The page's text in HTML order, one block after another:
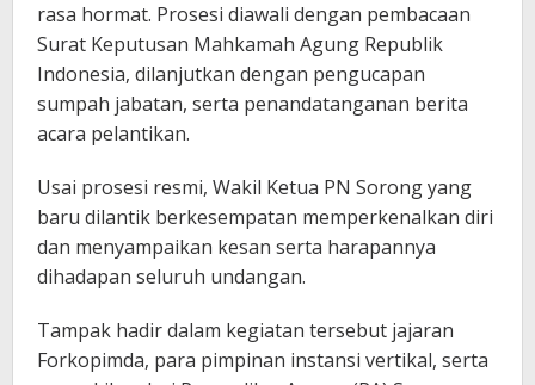
rasa hormat. Prosesi diawali dengan pembacaan
Surat Keputusan Mahkamah Agung Republik
Indonesia, dilanjutkan dengan pengucapan
sumpah jabatan, serta penandatanganan berita
acara pelantikan.
Usai prosesi resmi, Wakil Ketua PN Sorong yang
baru dilantik berkesempatan memperkenalkan diri
dan menyampaikan kesan serta harapannya
dihadapan seluruh undangan.
Tampak hadir dalam kegiatan tersebut jajaran
Forkopimda, para pimpinan instansi vertikal, serta